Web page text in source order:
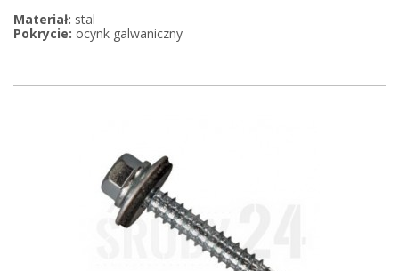
Materiał: stal
Pokrycie: ocynk galwaniczny